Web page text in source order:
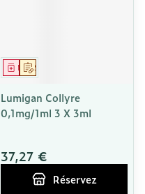
Sur prescription
Médicament
Lumigan Collyre
0,1mg/1ml 3 X 3ml
37,27 €
Réservez